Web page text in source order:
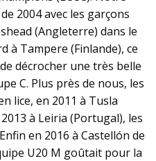
2004 avec les garçons
(Angleterre) dans le
à Tampere (Finlande), ce
décrocher une très belle
C. Plus près de nous, les
lice, en 2011 à Tusla
à Leiria (Portugal), les
en 2016 à Castellón de
U20 M goûtait pour la